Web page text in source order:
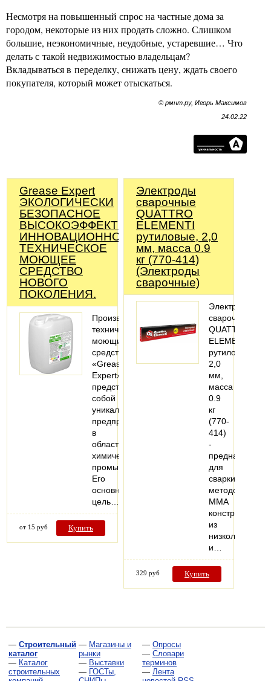
Несмотря на повышенный спрос на частные дома за
городом, некоторые из них продать сложно. Слишком
большие, неэкономичные, неудобные, устаревшие… Что
делать с такой недвижимостью владельцам?
Вкладываться в переделку, снижать цену, ждать своего
покупателя, который может отыскаться.
© рмнт.ру, Игорь Максимов
24.02.22
Grease Expert
ЭКОЛОГИЧЕСКИ
БЕЗОПАСНОЕ
ВЫСОКОЭФФЕКТИВНОЕ
ИННОВАЦИОННОЕ
ТЕХНИЧЕСКОЕ
МОЮЩЕЕ
СРЕДСТВО
НОВОГО
ПОКОЛЕНИЯ.
Производство
технических
моющих
средств
«Grease
Expert»
представляет
собой
уникальное
предприятие
в
области
химической
промышленности.
Его
основная
цель…
от 15 руб Купить
Электроды
сварочные
QUATTRO
ELEMENTI
рутиловые, 2,0
мм, масса 0.9
кг (770-414)
(Электроды
сварочные)
Электроды
сварочные
QUATTRO
ELEMENTI
рутиловые,
2,0
мм,
масса
0.9
кг
(770-
414)
-
предназначен
для
сварки
методом
MMA
конструкций
из
и…
329 руб Купить
— Строительный
каталог
— Каталог
строительных
— Магазины и
рынки
— Выставки
— ГОСТы,
— Опросы
— Словари
терминов
— Лента